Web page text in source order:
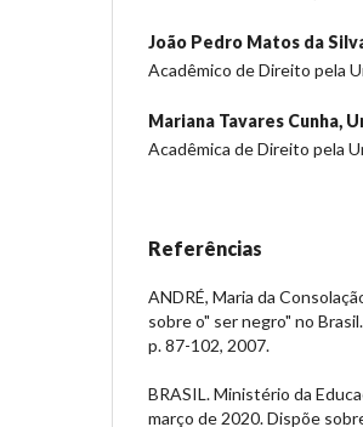
João Pedro Matos da
Acadêmico de Direito pela
Mariana Tavares Cunha,
Acadêmica de Direito pela
Referências
ANDRÉ, Maria da
sobre o" ser negro" no
p. 87-102, 2007.
BRASIL. Ministério da
março de 2020. Dispõe